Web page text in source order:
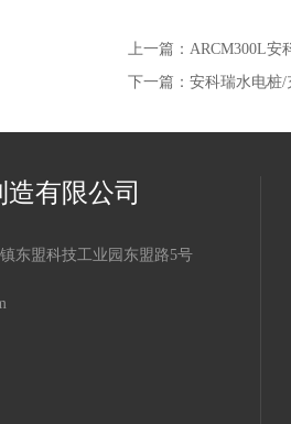
上一篇： ARCM300L安
下一篇： 安科瑞水电桩
有限公司
东盟科技工业园东盟路5号